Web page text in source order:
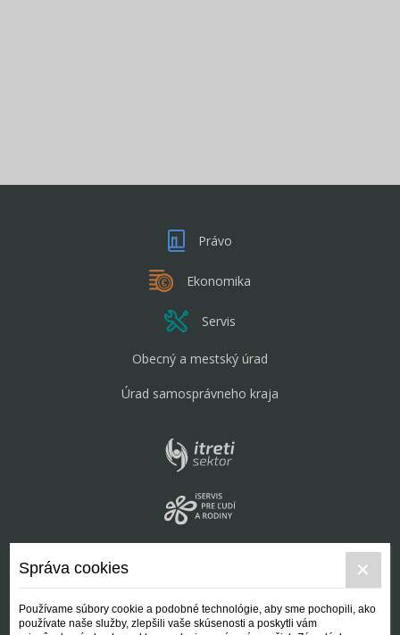
Právo
Ekonomika
Servis
Obecný a mestský úrad
Úrad samosprávneho kraja
Správa cookies
Používame súbory cookie a podobné technológie, aby sme pochopili, ako
používate naše služby, zlepšili vaše skúsenosti a poskytli vám